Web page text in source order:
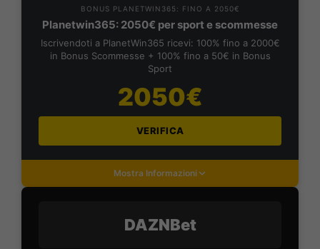
BONUS PLANETWIN365: FINO A 2050€
Planetwin365: 2050€ per sport e scommesse
Iscrivendoti a PlanetWin365 ricevi: 100% fino a 2000€
in Bonus Scommesse + 100% fino a 50€ in Bonus
Sport
2050€
VERIFICA
Mostra Informazioni
DAZNBet